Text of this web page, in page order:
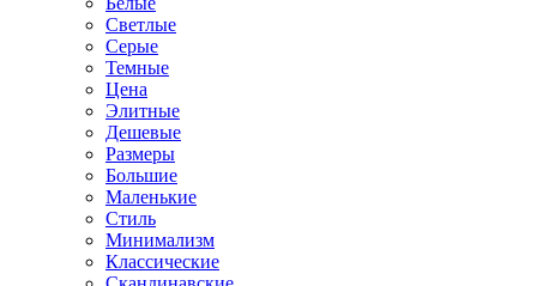
Светлые
Серые
Темные
Цена
Элитные
Дешевые
Размеры
Большие
Маленькие
Стиль
Минимализм
Классические